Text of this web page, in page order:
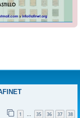
1 … 35 36 37 38